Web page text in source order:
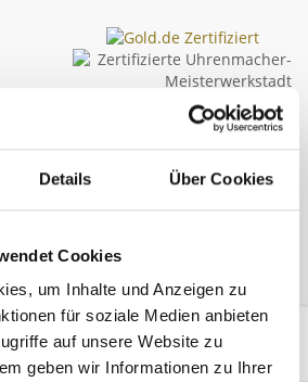
Details Über Cookies
Cookies
um Inhalte und Anzeigen zu
für soziale Medien anbieten
auf unsere Website zu
geben wir Informationen zu Ihrer
Silber 53.82€
Palladium 1189.26€